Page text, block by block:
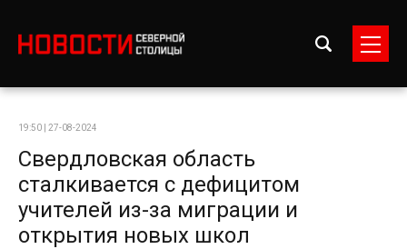
19:50 | 27-08-2024
Свердловская область
сталкивается с дефицитом
учителей из-за миграции и
открытия новых школ